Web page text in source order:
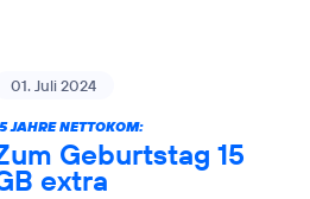
01. Juli 2024
JAHRE NETTOKOM:
Geburtstag 15
extra